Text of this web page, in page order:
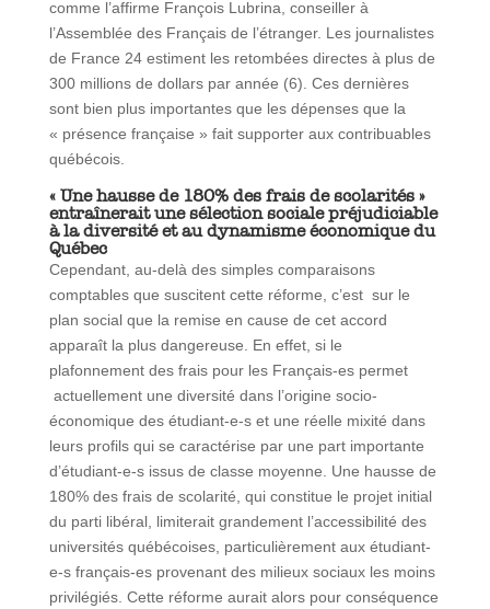
comme l’affirme François Lubrina, conseiller à
l’Assemblée des Français de l’étranger. Les journalistes
de France 24 estiment les retombées directes à plus de
300 millions de dollars par année (6). Ces dernières
sont bien plus importantes que les dépenses que la
« présence française » fait supporter aux contribuables
québécois.
« Une hausse de 180% des frais de scolarités »
entraînerait une sélection sociale préjudiciable
à la diversité et au dynamisme économique du
Québec
Cependant, au-delà des simples comparaisons
comptables que suscitent cette réforme, c’est sur le
plan social que la remise en cause de cet accord
apparaît la plus dangereuse. En effet, si le
plafonnement des frais pour les Français-es permet
actuellement une diversité dans l’origine socio-
économique des étudiant-e-s et une réelle mixité dans
leurs profils qui se caractérise par une part importante
d’étudiant-e-s issus de classe moyenne. Une hausse de
180% des frais de scolarité, qui constitue le projet initial
du parti libéral, limiterait grandement l’accessibilité des
universités québécoises, particulièrement aux étudiant-
e-s français-es provenant des milieux sociaux les moins
privilégiés. Cette réforme aurait alors pour conséquence